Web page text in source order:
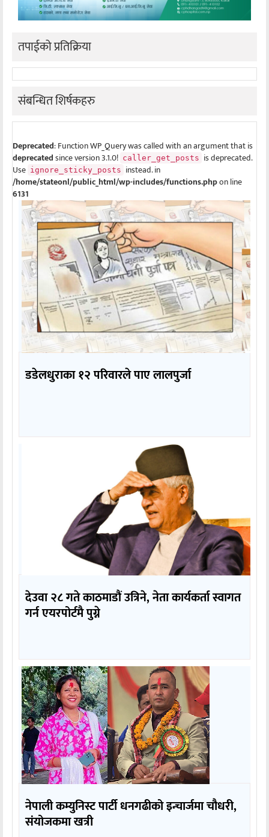
तपाईको प्रतिक्रिया
संबन्धित शिर्षकहरु
Deprecated: Function WP_Query was called with an argument that is
deprecatedsince version 3.1.0! caller_get_posts is deprecated.
Use ignore_sticky_posts instead. in
/home/stateonl/public_html/wp-includes/functions.phpon line
6131
डडेलधुराका १२ परिवारले पाए लालपुर्जा
देउवा २८ गते काठमाडौं उत्रिने, नेता कार्यकर्ता स्वागत
गर्न एयरपोर्टमै पुग्ने
नेपाली कम्युनिस्ट पार्टी धनगढीको इन्चार्जमा चौधरी,
संयोजकमा खत्री